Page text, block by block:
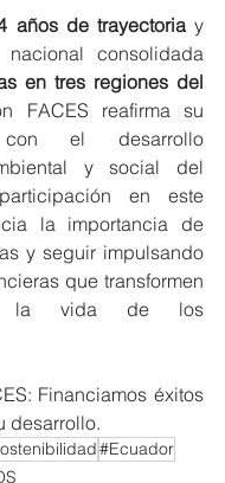
años de trayectoria y
consolidada
en tres regiones del
FACES reafirma su
con el desarrollo
y social del
en este
la importancia de
y seguir impulsando
que transformen
la vida de los
Financiamos éxitos
desarrollo.
#Ecuador